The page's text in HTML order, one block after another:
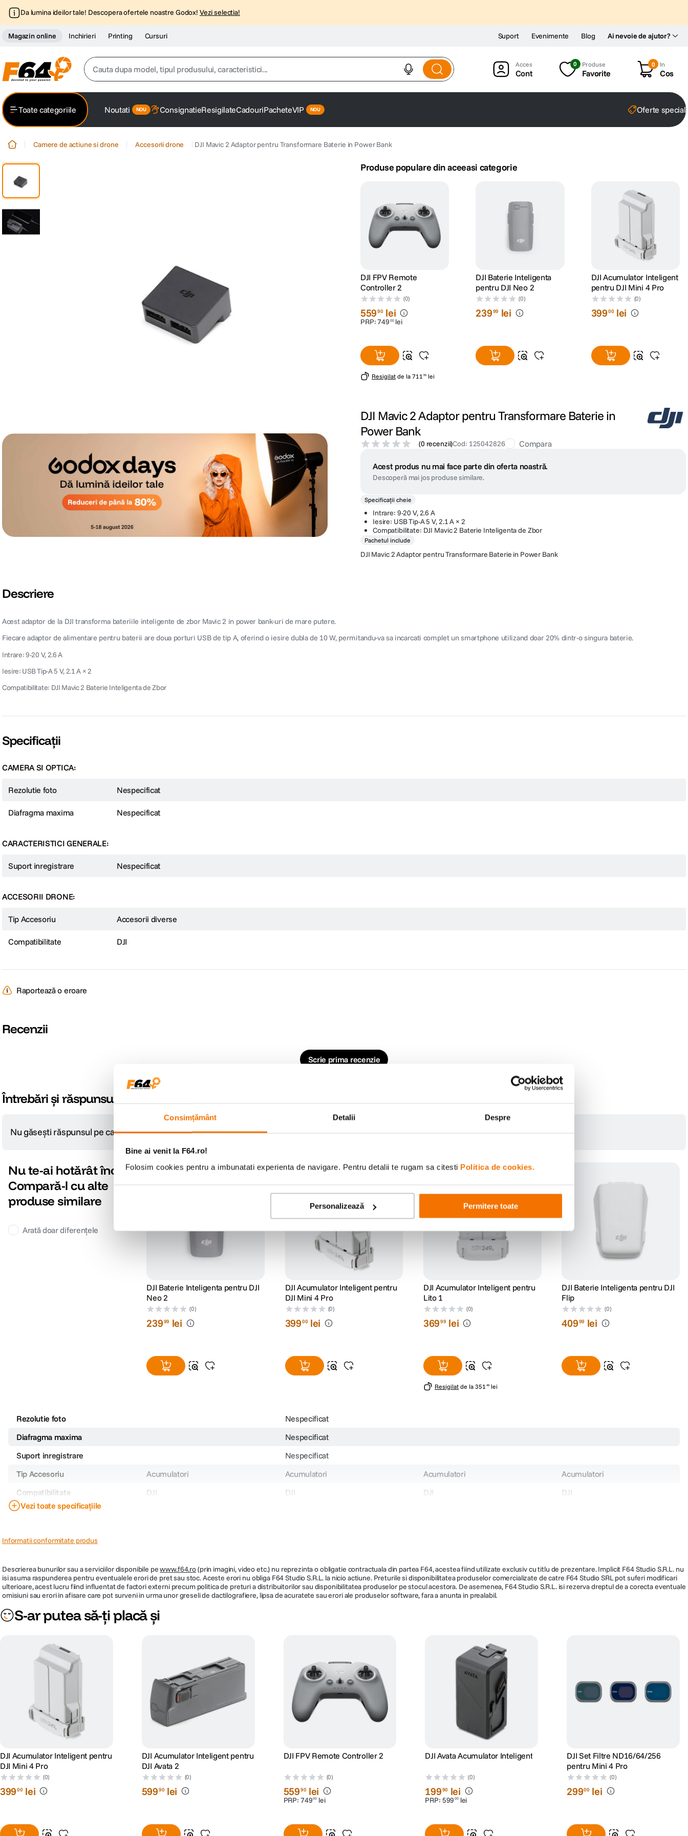
Consimțământ Detalii Despre
Bine ai venit la F64.ro!
Folosim cookies pentru a imbunatati experienta de navigare. Pentru detalii te rugam sa citesti Politica de cookies.
Personalizează Permitere toate
Da lumina ideilor tale! Descopera ofertele noastre Godox! Vezi selectia!
Magazin online Inchirieri Printing Cursuri Ai nevoie de ajutor?
Suport Evenimente Blog
Cauta dupa model, tipul produsului, caracteristici...
2. trepied
card memorie
dji mic mini
Cont
0 Produse
Favorite
0 In
Cos
Toate categoriile Noutati ConsignatieResigilateCadouriPacheteVIP Oferte
Camere de actiune si drone Accesorii drone DJI Mavic 2 Adaptor pentru Transformare Baterie in Power Bank
Produse populare din aceeasi categorie
DJI FPV Remote
Controller 2
(0)
55990 lei
PRP:749 00 lei
Resigilat de la 711 55 lei
DJI Baterie Inteligenta
pentru DJI Neo 2
(0)
23999 lei
DJI Acumulator Inteligent
pentru DJI Mini 4 Pro
(0)
39900 lei
DJI Mavic 2 Adaptor pentru Transformare Baterie in
Power Bank
(0 recenzii)Cod: 125042826 Compara
Acest produs nu mai face parte din oferta noastră.
Descoperă mai jos produse similare.
Specificații cheie
Intrare: 9-20 V, 2.6 A
Iesire: USB Tip-A 5 V, 2.1 A × 2
Compatibilitate: DJI Mavic 2 Baterie Inteligenta de Zbor
Pachetul include
DJI Mavic 2 Adaptor pentru Transformare Baterie in Power Bank
Descriere
Acest adaptor de la DJI transforma bateriile inteligente de zbor Mavic 2 in power bank-uri de mare putere.
Fiecare adaptor de alimentare pentru baterii are doua porturi USB de tip A, oferind o iesire dubla de 10 W, permitandu-va sa incarcati complet un smartphone utilizand doar 20% dintr-o singura baterie.
Intrare: 9-20 V, 2.6 A
Iesire: USB Tip-A 5 V, 2.1 A × 2
Compatibilitate: DJI Mavic 2 Baterie Inteligenta de Zbor
Specificații
CAMERA SI OPTICA:
Rezolutie foto Nespecificat
Diafragma maxima Nespecificat
CARACTERISTICI GENERALE:
Suport inregistrare Nespecificat
ACCESORII DRONE:
Tip Accesoriu Accesorii diverse
Compatibilitate DJI
Raportează o eroare
Recenzii
Scrie prima recenzie
Întrebări și răspunsuri
Nu găsești răspunsul pe care îl cauți? Pune o întrebare
Nu te-ai hotărât încă?
Compară-l cu alte
produse similare
Arată doar diferențele
DJI Baterie Inteligenta pentru DJI
Neo 2
(0)
23999 lei
DJI Acumulator Inteligent pentru
DJI Mini 4 Pro
(0)
39900 lei
DJI Acumulator Inteligent pentru
Lito 1
(0)
36999 lei
Resigilat de la 351 49 lei
DJI Baterie Inteligenta pentru DJI
Flip
(0)
40999 lei
Rezolutie foto
Nespecificat
Diafragma maxima
Nespecificat
Suport inregistrare
Nespecificat
Tip Accesoriu
Acumulatori Acumulatori Acumulatori
Acumulatori
Compatibilitate
DJI DJI DJI
DJI
Acumulator pentru
Vezi toate specificațiile
Informatii conformitate produs
Descrierea bunurilor sau a serviciilor disponibile pewww.f64.ro(prin imagini, video etc.) nu reprezinta o obligatie contractuala din partea F64, acestea fiind utilizate exclusiv cu titlu de prezentare. Implicit F64 Studio S.R.L. nu
isi asuma raspunderea pentru eventualele erori de pret sau stoc. Aceste erori nu obliga F64 Studio S.R.L. la nicio actiune. Preturile si disponibilitatea produselor comercializate de catre F64 Studio SRL pot suferi modificari
ulterioare, acest lucru fiind influentat de factori externi precum politica de preturi a distribuitorilor sau disponibilitatea produselor pe stocul acestora. De asemenea, F64 Studio S.R.L. isi rezerva dreptul de a corecta eventuale
omisiuni sau erori in afisare care pot surveni in urma unor greseli de dactilografiere, lipsa de acuratete sau erori ale produselor software, fara a anunta in prealabil.
S-ar putea să-ți placă și
DJI Acumulator Inteligent pentru
DJI Mini 4 Pro
(0)
39900 lei
DJI Acumulator Inteligent pentru
DJI Avata 2
(0)
59990 lei
DJI FPV Remote Controller 2
(0)
55990 lei
PRP: 74900 lei
DJI Avata Acumulator Inteligent
(0)
19990 lei
PRP: 599 00 lei
DJI Set Filtre ND16/64/256
pentru Mini 4 Pro
(0)
29900 lei